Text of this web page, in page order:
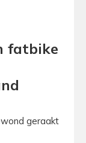
fatbike
geraakt